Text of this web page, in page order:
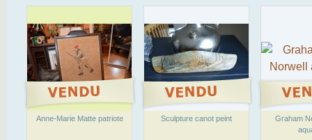
Anne-Marie Matte patriote Sculpture canot peint
Graham